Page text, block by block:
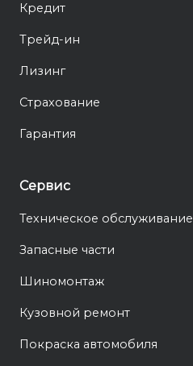
Кредит
Трейд-ин
Лизинг
Страхование
Гарантия
Сервис
Техническое обслуживание
Запасные части
Шиномонтаж
Кузовной ремонт
Покраска автомобиля